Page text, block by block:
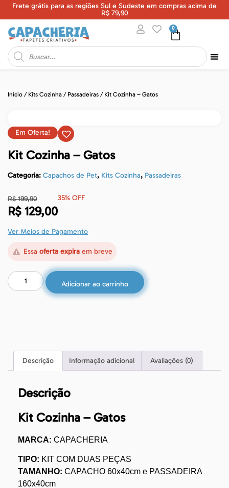
Frete grátis para as regiões Sul e Sudeste em compras acima de
R$ 79,90
0
Início / Kits Cozinha / Passadeiras / Kit Cozinha – Gatos
Em Oferta!
Kit Cozinha – Gatos
Categoria: Capachos de Pet, Kits Cozinha, Passadeiras
R$199,90
R$ 129,00
35% OFF
Ver Meios de Pagamento
Essa oferta expiraem breve
Adicionar ao carrinho
Descrição Informação adicional Avaliações (0)
Descrição
Kit Cozinha – Gatos
MARCA: CAPACHERIA
TIPO: KIT COM DUAS PEÇAS
TAMANHO: CAPACHO 60x40cm e PASSADEIRA
160x40cm